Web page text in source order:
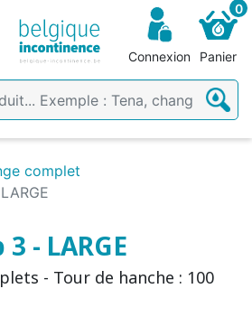
Connexion
0
Panier
complet
- LARGE
- Tour de hanche : 100